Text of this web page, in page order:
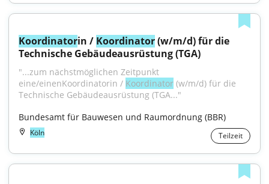
Koordinatorin / Koordinator (w/m/d) für die
Technische Gebäude­ausrüstung (TGA)
"...zum nächstmöglichen Zeitpunkt
eine/einenKoordinatorin / Koordinator (w/m/d) für die
Technische Gebäudeausrüstung (TGA..."
Bundesamt für Bauwesen und Raumordnung (BBR)
Köln Teilzeit